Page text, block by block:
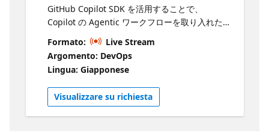
GitHub Copilot SDK を活用することで、
Copilot の Agentic ワークフローを取り入れた
独自のアプリケーションや開発ツールを構築で
きます。 本セッションでは、GitHub などの日
常的に使われる開発ツールとの連携を通じて、
自社のプロセスに最適化された カスタム開発者
体験を構築する方法を紹介します。 独自のコー
ドや MCP サーバーによって拡張し、Copilot の
標準機能を大きく超える活用方法を探ります。
Formato:
Live Stream
Argomento: DevOps
Lingua: Giapponese
Visualizzare su richiesta